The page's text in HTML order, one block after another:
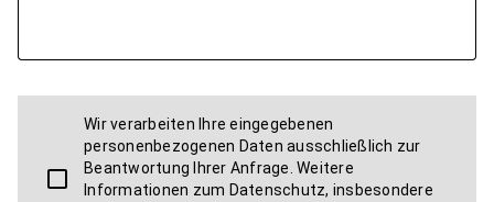
Wir verarbeiten Ihre eingegebenen
personenbezogenen Daten ausschließlich zur
Beantwortung Ihrer Anfrage. Weitere
Informationen zum Datenschutz, insbesondere